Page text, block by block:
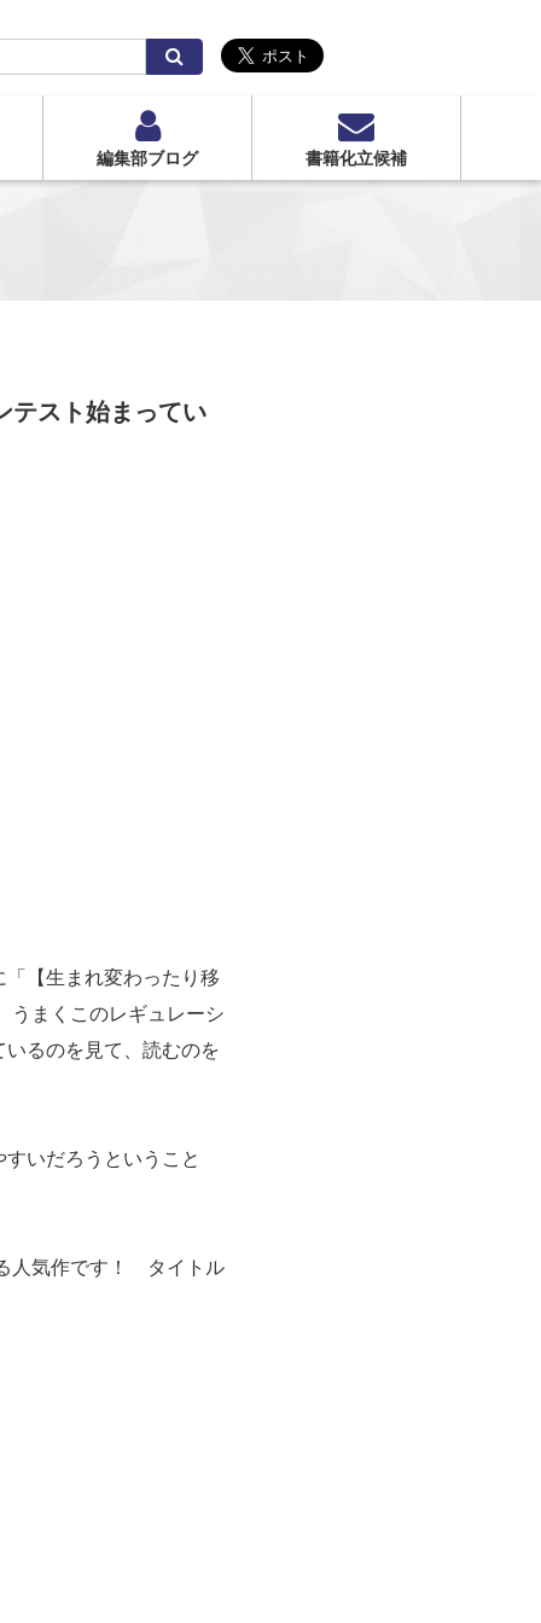
索
編集部ブログ 書籍化立候補
テスト始まってい
【生まれ変わったり移
まくこのレギュレーシ
るのを見て、読むのを
いだろうということ
人気作です！ タイトル